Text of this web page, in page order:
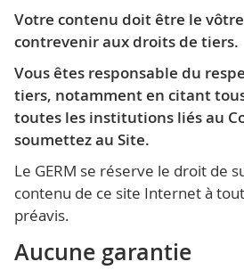
Votre contenu doit être le
contrevenir aux droits de tiers.
Vous êtes responsable du
tiers, notamment en citant
toutes les institutions liés au
soumettez au Site.
Le GERM se réserve le droit de
contenu de ce site Internet à
préavis.
Aucune garantie